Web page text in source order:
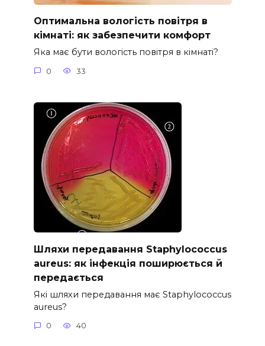
Оптимальна вологість повітря в
кімнаті: як забезпечити комфорт
Яка має бути вологість повітря в кімнаті?
0 33
Шляхи передавання Staphylococcus
aureus: як інфекція поширюється й
передається
Які шляхи передавання має Staphylococcus
aureus?
0 40